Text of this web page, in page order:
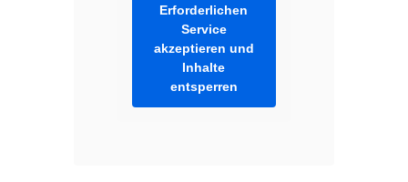
Erforderlichen
Service
akzeptieren und
Inhalte
entsperren